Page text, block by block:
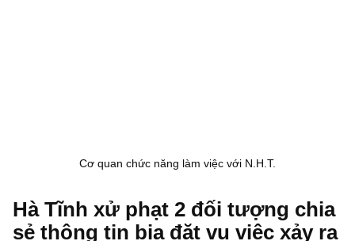
Cơ quan chức năng làm việc với N.H.T.
Hà Tĩnh xử phạt 2 đối tượng chia
sẻ thông tin bịa đặt vụ việc xảy ra